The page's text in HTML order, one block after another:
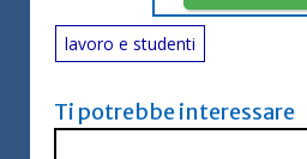
lavoro e studenti
Ti potrebbe interessare